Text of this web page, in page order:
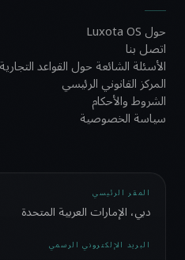
حول Luxota OS
اتصل بنا
الأسئلة الشائعة حول القواعد التجارية
المركز القانوني الرئيسي
الشروط والأحكام
سياسة الخصوصية
المقر الرئيسي
دبي، الإمارات العربية المتحدة
البريد الإلكتروني الرسمي